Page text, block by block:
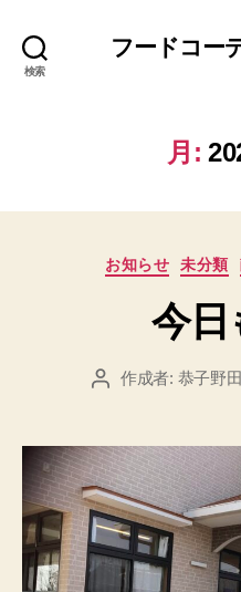
検索
フードコー
月:
お知らせ 未分類
今日
投 作成者: 恭子野田